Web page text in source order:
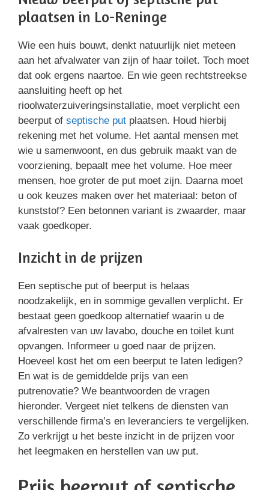
plaatsen in Lo-Reninge
Wie een huis bouwt, denkt natuurlijk niet meteen
aan het afvalwater van zijn of haar toilet. Toch moet
dat ook ergens naartoe. En wie geen rechtstreekse
aansluiting heeft op het
rioolwaterzuiveringsinstallatie, moet verplicht een
beerput of septische put plaatsen. Houd hierbij
rekening met het volume. Het aantal mensen met
wie u samenwoont, en dus gebruik maakt van de
voorziening, bepaalt mee het volume. Hoe meer
mensen, hoe groter de put moet zijn. Daarna moet
u ook keuzes maken over het materiaal: beton of
kunststof? Een betonnen variant is zwaarder, maar
vaak goedkoper.
Inzicht in de prijzen
Een septische put of beerput is helaas
noodzakelijk, en in sommige gevallen verplicht. Er
bestaat geen goedkoop alternatief waarin u de
afvalresten van uw lavabo, douche en toilet kunt
opvangen. Informeer u goed naar de prijzen.
Hoeveel kost het om een beerput te laten ledigen?
En wat is de gemiddelde prijs van een
putrenovatie? We beantwoorden de vragen
hieronder. Vergeet niet telkens de diensten van
verschillende firma’s en leveranciers te vergelijken.
Zo verkrijgt u het beste inzicht in de prijzen voor
het leegmaken en herstellen van uw put.